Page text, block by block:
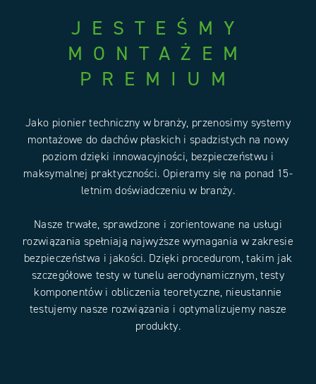
JESTEŚMY
MONTAŻEM
PREMIUM
Jako pionier techniczny w branży, przenosimy systemy
montażowe do dachów płaskich i spadzistych na nowy
poziom dzięki innowacyjności, bezpieczeństwu i
maksymalnej praktyczności. Opieramy się na ponad 15-
letnim doświadczeniu w branży.
Nasze trwałe, sprawdzone i zorientowane na usługi
rozwiązania spełniają najwyższe wymagania w zakresie
bezpieczeństwa i jakości. Dzięki procedurom, takim jak
szczegółowe testy w tunelu aerodynamicznym, testy
komponentów i obliczenia teoretyczne, nieustannie
testujemy nasze rozwiązania i optymalizujemy nasze
produkty.